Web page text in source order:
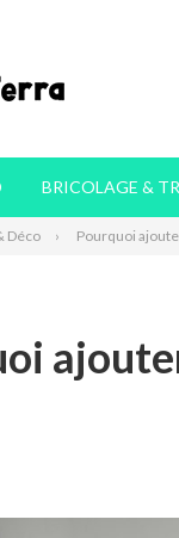
BRICOLAGE &
Déco Pourquoi